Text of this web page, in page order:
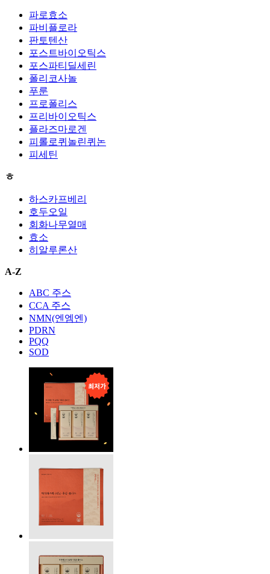
파로효소
파비플로라
판토텐산
포스트바이오틱스
포스파티딜세린
폴리코사놀
푸룬
프로폴리스
프리바이오틱스
플라즈마로겐
피롤로퀴놀린퀴논
피세틴
ㅎ
하스카프베리
호두오일
회화나무열매
효소
히알루론산
A-Z
ABC 주스
CCA 주스
NMN(엔엠엔)
PDRN
PQQ
SOD